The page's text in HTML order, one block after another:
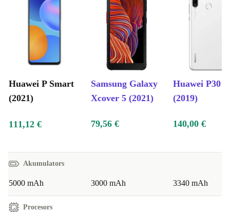
Huawei P Smart
(2021)
Samsung Galaxy
Xcover 5 (2021)
Huawei P30
(2019)
111,12 € 79,56 € 140,00 €
Akumulators
5000 mAh 3000 mAh 3340 mAh
Procesors